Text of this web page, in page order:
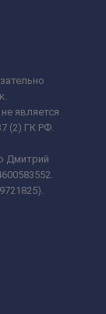
является
(2) ГК РФ.
Дмитрий